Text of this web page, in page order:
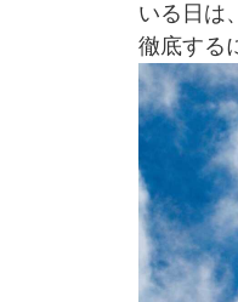
いる日は
徹底する